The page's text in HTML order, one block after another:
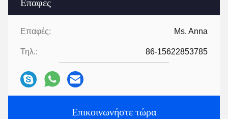
Επαφές
Επαφές: Ms. Anna
Τηλ.: 86-15622853785
Επικοινωνήστε τώρα